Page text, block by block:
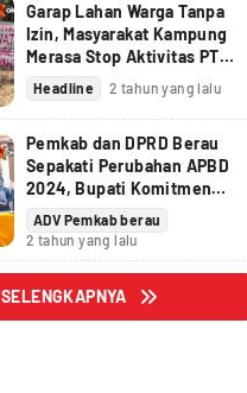
Garap Lahan Warga Tanpa
Izin, Masyarakat Kampung
Merasa Stop Aktivitas PT
Berau Coal
Headline 2 tahun yang lalu
Pemkab dan DPRD Berau
Sepakati Perubahan APBD
2024, Bupati Komitmen
Tindak Lanjuti Pandangan
Fraksi
ADV Pemkab berau
2 tahun yang lalu
SELENGKAPNYA